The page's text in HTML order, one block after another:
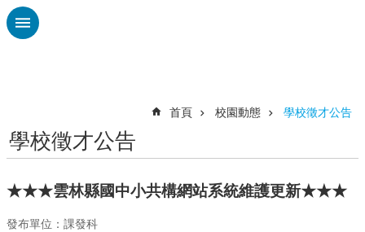
跳到主要內容區塊
校
布
告
欄
首頁 校園動態 學校徵才公告
學校徵才公告
★★★雲林縣國中小共構網站系統維護更新★★★
發布單位：課發科